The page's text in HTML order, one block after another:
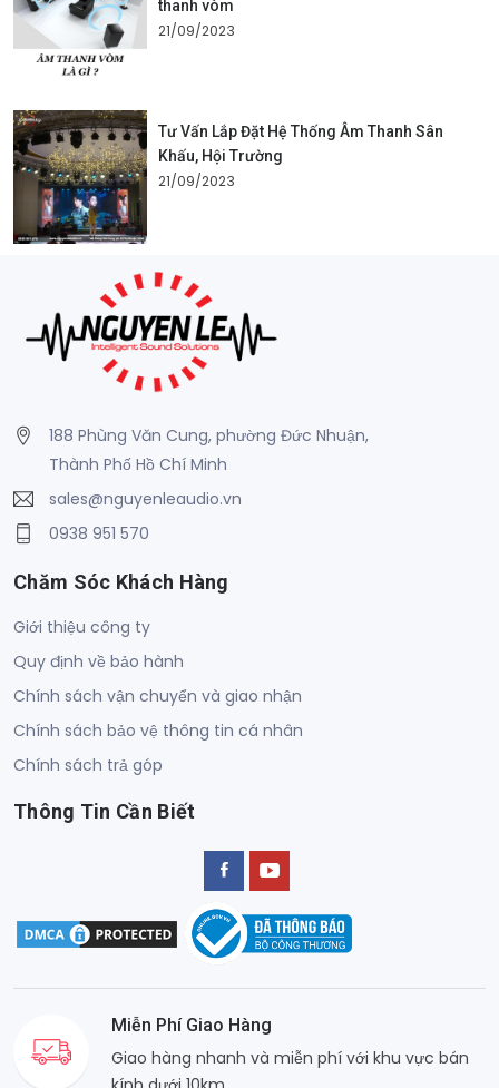
thanh vòm
21/09/2023
Tư Vấn Lắp Đặt Hệ Thống Âm Thanh Sân
Khấu, Hội Trường
21/09/2023
188 Phùng Văn Cung, phường Đức Nhuận,
Thành Phố Hồ Chí Minh
sales@nguyenleaudio.vn
0938 951 570
Chăm Sóc Khách Hàng
Giới thiệu công ty
Quy định về bảo hành
Chính sách vận chuyển và giao nhận
Chính sách bảo vệ thông tin cá nhân
Chính sách trả góp
Thông Tin Cần Biết
Miễn Phí Giao Hàng
Giao hàng nhanh và miễn phí với khu vực bán